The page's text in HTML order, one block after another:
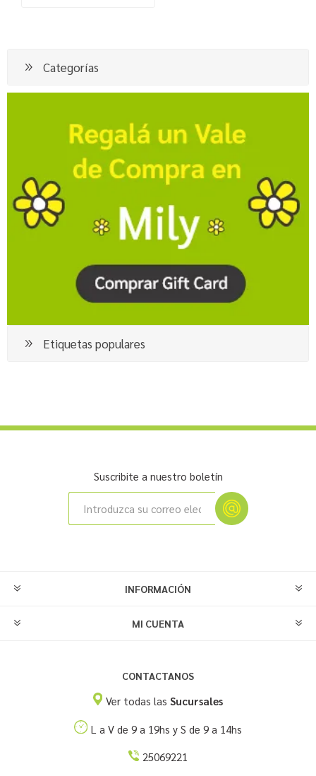
Categorías
Etiquetas populares
Suscribite a nuestro boletín
INFORMACIÓN
MI CUENTA
CONTACTANOS
Ver todas lasSucursales
L a V de 9 a 19hs y S de 9 a 14hs
25069221